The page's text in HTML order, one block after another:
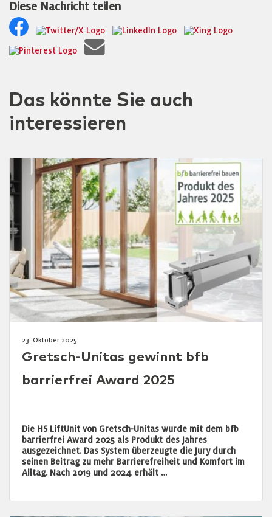
Diese Nachricht teilen
Das könnte Sie auch
interessieren
23. Oktober 2025
Gretsch-Unitas gewinnt bfb
barrierfrei Award 2025
Die HS LiftUnit von Gretsch-Unitas wurde mit dem bfb
barrierfrei Award 2025 als Produkt des Jahres
ausgezeichnet. Das System überzeugte die Jury durch
seinen Beitrag zu mehr Barrierefreiheit und Komfort im
Alltag. Nach 2019 und 2024 erhält …